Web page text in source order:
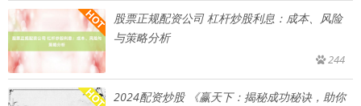
股票正规配资公司 杠杆炒股利息：成本、风险
与策略分析
244
2024配资炒股 《赢天下：揭秘成功秘诀，助你